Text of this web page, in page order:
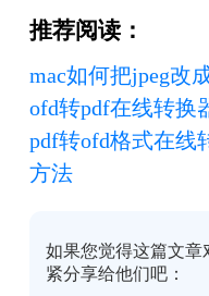
推荐阅读：
mac如何把jpeg改
ofd转pdf在线转换
pdf转ofd格式在线
方法
如果您觉得这篇文
紧分享给他们吧：